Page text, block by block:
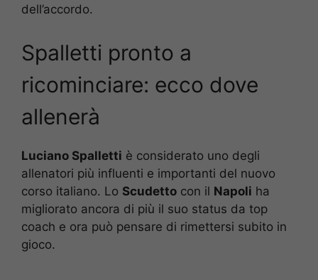
dell’accordo.
Spalletti pronto a
ricominciare: ecco dove
allenerà
Luciano Spalletti è considerato uno degli
allenatori più influenti e importanti del nuovo
corso italiano. Lo Scudetto con il Napoli ha
migliorato ancora di più il suo status da top
coach e ora può pensare di rimettersi subito in
gioco.